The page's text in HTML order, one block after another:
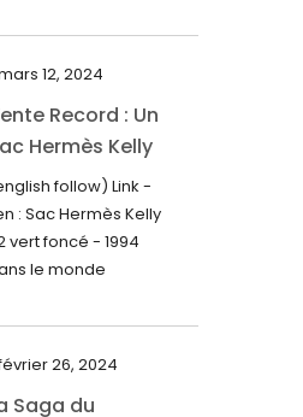
imprimés,...
12, 2024
Record : Un
Hermès Kelly
1994 atteint 14
follow) Link -
: Sac Hermès Kelly
vert foncé - 1994
le monde
26, 2024
Saga du